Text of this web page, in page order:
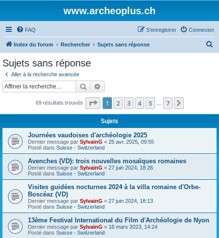
www.archeoplus.ch
FAQ Connexion
S’enregistrer
Index du forum Rechercher Sujets sans réponse
c
Sujets sans réponse
Aller à la recherche avancée
Rechercher
69 résultats trouvés Page 1sur7
1 2 3 4 5 7
Sujets
Journées vaudoises d'archéologie 2025
Dernier message par SylvainG « 25 avr. 2025, 09:55
Posté dans Suisse - Switzerland
Avenches (VD): trois nouvelles mosaïques romaines
Dernier message par SylvainG « 27 juin 2024, 18:26
Posté dans Suisse - Switzerland
Visites guidées nocturnes 2024 à la villa romaine d'Orbe-
Boscéaz (VD)
Dernier message par SylvainG « 27 juin 2024, 18:13
Posté dans Suisse - Switzerland
13ème Festival International du Film d'Archéologie de Nyon
Dernier message par SylvainG « 16 mars 2023, 14:24
Posté dans Suisse - Switzerland